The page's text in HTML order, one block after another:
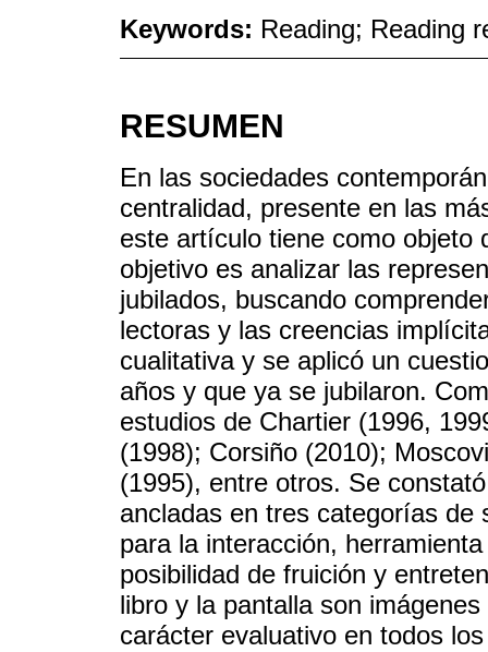
Keywords: Reading; Reading
RESUMEN
En las sociedades
centralidad, presente en las
este artículo tiene como objeto
objetivo es analizar las
jubilados, buscando
lectoras y las creencias
cualitativa y se aplicó un
años y que ya se jubilaron.
estudios de Chartier (1996,
(1998); Corsiño (2010);
(1995), entre otros. Se
ancladas en tres categorías de
para la interacción,
posibilidad de fruición y
libro y la pantalla son
carácter evaluativo en todos